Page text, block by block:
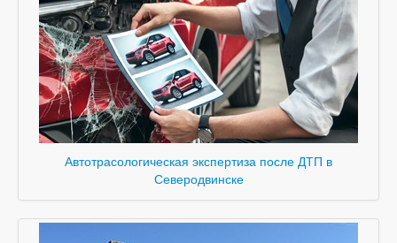
Автотрасологическая экспертиза после ДТП в
Северодвинске